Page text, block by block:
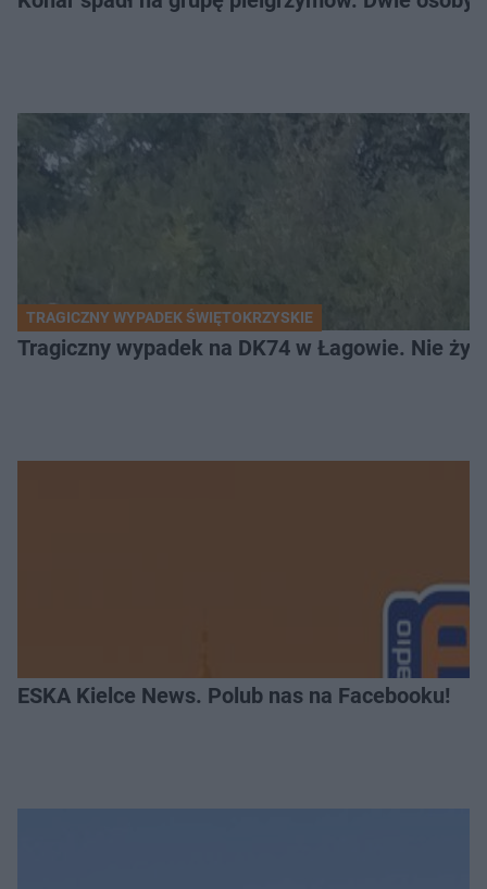
TRAGICZNY WYPADEK ŚWIĘTOKRZYSKIE
Tragiczny wypadek na DK74 w Łagowie. Nie
ESKA Kielce News. Polub nas na Facebooku!